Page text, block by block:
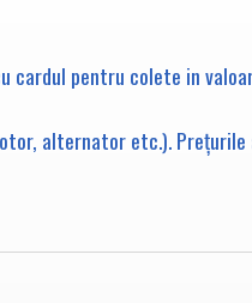
pentru colete in
alternator etc.).